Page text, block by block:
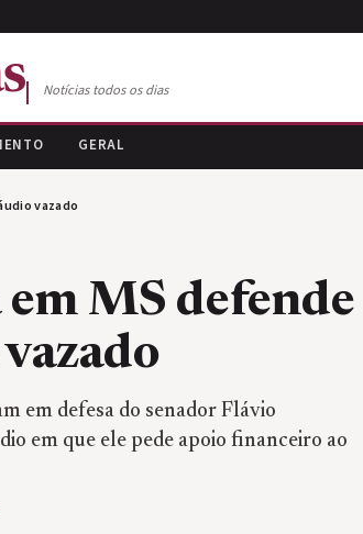
Notícias todos os dias
GERAL
vazado
MS defende
em defesa do senador Flávio
em que ele pede apoio financeiro ao